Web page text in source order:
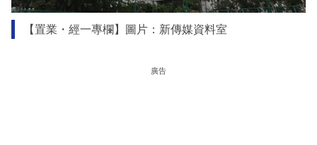
【置業・經一專欄】圖片：新傳媒資料室
廣告